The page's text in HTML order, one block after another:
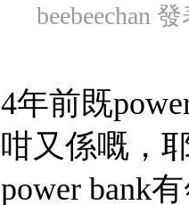
beebeechan
4年前既
咁又係嘅，
power bank